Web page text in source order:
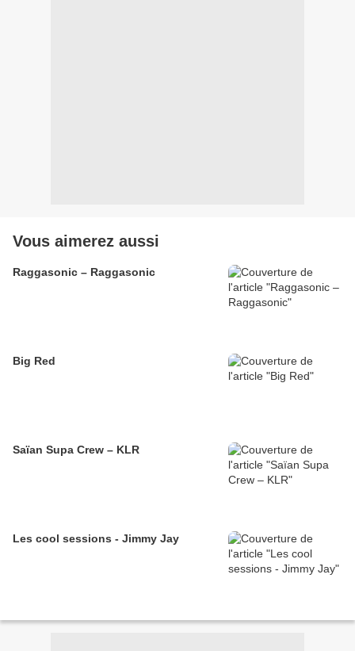
Vous aimerez aussi
Raggasonic – Raggasonic
Big Red
Saïan Supa Crew – KLR
Les cool sessions - Jimmy Jay